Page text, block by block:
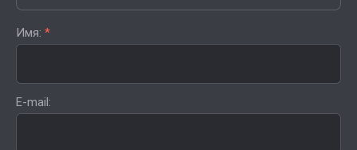
Имя: *
E-mail: